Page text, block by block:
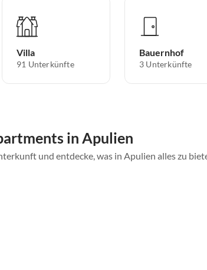
Villa
91 Unterkünfte
Bauernhof
3 Unterkünfte
in Apulien
und entdecke, was in Apulien alles zu